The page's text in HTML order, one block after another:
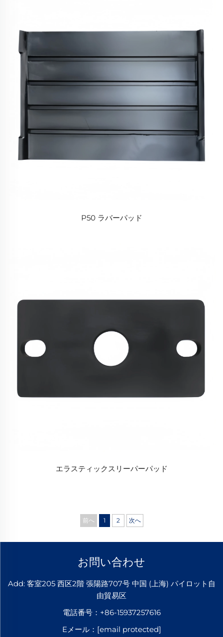
P50 ラバーパッド
エラスティックスリーパーパッド
前へ 1 2 次へ
お問い合わせ
Add: 客室205 西区2階 張陽路707号 中国 (上海) パイロット自
由貿易区
電話番号： +86-15937257616
Eメール： [email protected]